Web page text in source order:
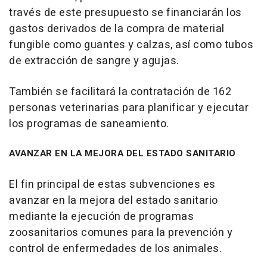
través de este presupuesto se financiarán los
gastos derivados de la compra de material
fungible como guantes y calzas, así como tubos
de extracción de sangre y agujas.
También se facilitará la contratación de 162
personas veterinarias para planificar y ejecutar
los programas de saneamiento.
AVANZAR EN LA MEJORA DEL ESTADO SANITARIO
El fin principal de estas subvenciones es
avanzar en la mejora del estado sanitario
mediante la ejecución de programas
zoosanitarios comunes para la prevención y
control de enfermedades de los animales.